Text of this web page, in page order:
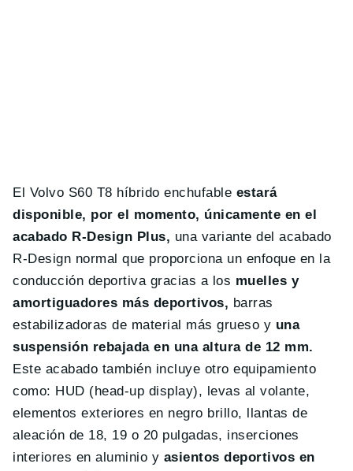
El Volvo S60 T8 híbrido enchufable estará
disponible, por el momento, únicamente en el
acabado R-Design Plus, una variante del acabado
R-Design normal que proporciona un enfoque en la
conducción deportiva gracias a los muelles y
amortiguadores más deportivos, barras
estabilizadoras de material más grueso y una
suspensión rebajada en una altura de 12 mm.
Este acabado también incluye otro equipamiento
como: HUD (head-up display), levas al volante,
elementos exteriores en negro brillo, llantas de
aleación de 18, 19 o 20 pulgadas, inserciones
interiores en aluminio y asientos deportivos en